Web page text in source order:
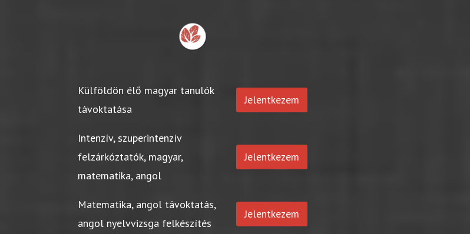
Külföldön élő magyar tanulók
távoktatása
Jelentkezem
Intenzív, szuperintenzív
felzárkóztatók, magyar,
matematika, angol
Jelentkezem
Matematika, angol távoktatás,
angol nyelvvizsga felkészítés
Jelentkezem